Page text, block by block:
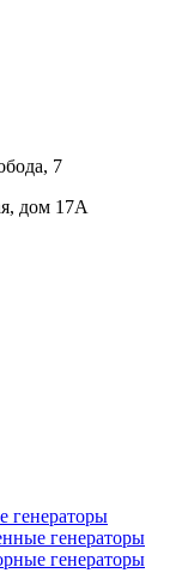
7
дом 17А
генераторы
генераторы
генераторы